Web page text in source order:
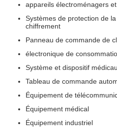
appareils électroménagers
Systèmes de protection de
chiffrement
Panneau de commande de
électronique de
Système et dispositif
Tableau de commande
Équipement de
Équipement médical
Équipement industriel